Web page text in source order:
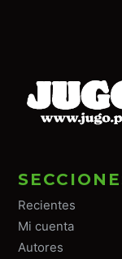
Recientes
Mi cuenta
Autores